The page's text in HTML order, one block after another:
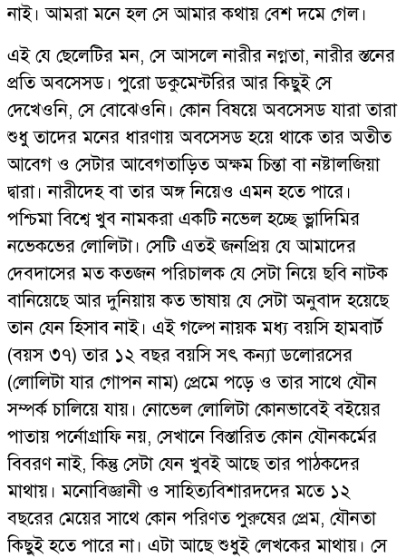
নাই। আমরা মনে হল সে আমার কথায় বেশ দমে গেল।
এই যে ছেলেটির মন, সে আসলে নারীর নগ্নতা, নারীর স্তনের
প্রতি অবসেসড। পুরো ডকুমেন্টরির আর কিছুই সে
দেখেওনি, সে বোঝেওনি। কোন বিষয়ে অবসেসড যারা তারা
শুধু তাদের মনের ধারণায় অবসেসড হয়ে থাকে তার অতীত
আবেগ ও সেটার আবেগতাড়িত অক্ষম চিন্তা বা নষ্টালজিয়া
দ্বারা। নারীদেহ বা তার অঙ্গ নিয়েও এমন হতে পারে।
পশ্চিমা বিশ্বে খুব নামকরা একটি নভেল হচ্ছে ভ্লাদিমির
নভেকভের লোলিটা। সেটি এতই জনপ্রিয় যে আমাদের
দেবদাসের মত কতজন পরিচালক যে সেটা নিয়ে ছবি নাটক
বানিয়েছে আর দুনিয়ায় কত ভাষায় যে সেটা অনুবাদ হয়েছে
তান যেন হিসাব নাই। এই গল্পে নায়ক মধ্য বয়সি হামবার্ট
(বয়স ৩৭) তার ১২ বছর বয়সি সৎ কন্যা ডলোরসের
(লোলিটা যার গোপন নাম) প্রেমে পড়ে ও তার সাথে যৌন
সম্পর্ক চালিয়ে যায়। নোভেল লোলিটা কোনভাবেই বইয়ের
পাতায় পর্নোগ্রাফি নয়, সেখানে বিস্তারিত কোন যৌনকর্মের
বিবরণ নাই, কিন্তু সেটা যেন খুবই আছে তার পাঠকদের
মাথায়। মনোবিজ্ঞানী ও সাহিত্যবিশারদদের মতে ১২
বছরের মেয়ের সাথে কোন পরিণত পুরুষের প্রেম, যৌনতা
কিছুই হতে পারে না। এটা আছে শুধুই লেখকের মাথায়। সে